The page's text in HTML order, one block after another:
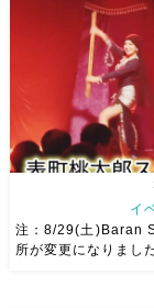
イ
注：8/29(土)Baran
所が変更になりまし